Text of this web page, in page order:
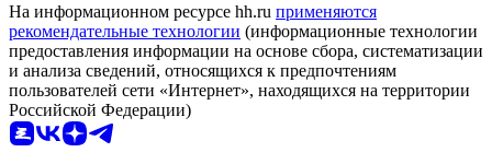
На информационном ресурсе hh.ru применяются
рекомендательные технологии (информационные технологии
предоставления информации на основе сбора, систематизации
и анализа сведений, относящихся к предпочтениям
пользователей сети «Интернет», находящихся на территории
Российской Федерации)